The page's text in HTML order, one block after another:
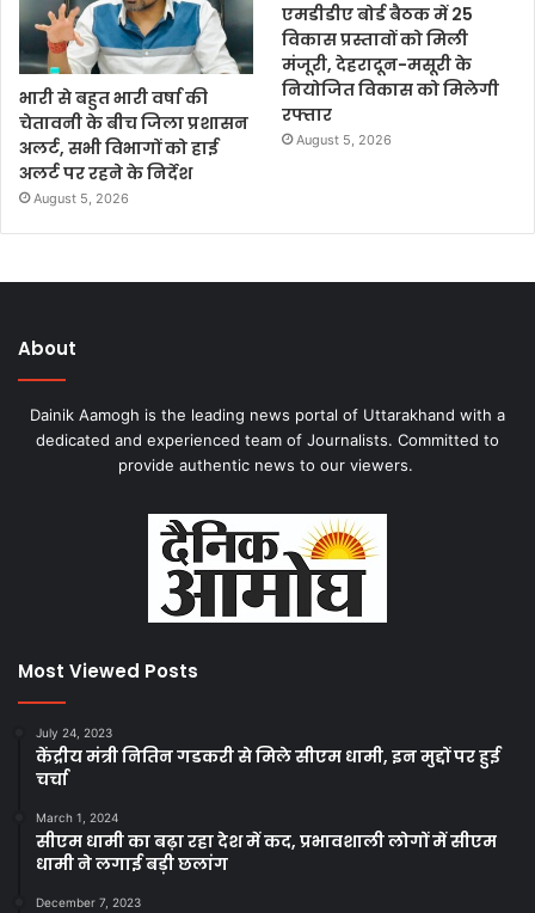
भारी से बहुत भारी वर्षा की
चेतावनी के बीच जिला प्रशासन
अलर्ट, सभी विभागों को हाई
अलर्ट पर रहने के निर्देश
August 5, 2026
एमडीडीए बोर्ड बैठक में 25
विकास प्रस्तावों को मिली
मंजूरी, देहरादून-मसूरी के
नियोजित विकास को मिलेगी
रफ्तार
August 5, 2026
About
Dainik Aamogh is the leading news portal of Uttarakhand with a
dedicated and experienced team of Journalists. Committed to
provide authentic news to our viewers.
Most Viewed Posts
July 24, 2023
केंद्रीय मंत्री नितिन गडकरी से मिले सीएम धामी, इन मुद्दों पर हुई
चर्चा
March 1, 2024
सीएम धामी का बढ़ा रहा देश में कद, प्रभावशाली लोगों में सीएम
धामी ने लगाई बड़ी छलांग
December 7, 2023